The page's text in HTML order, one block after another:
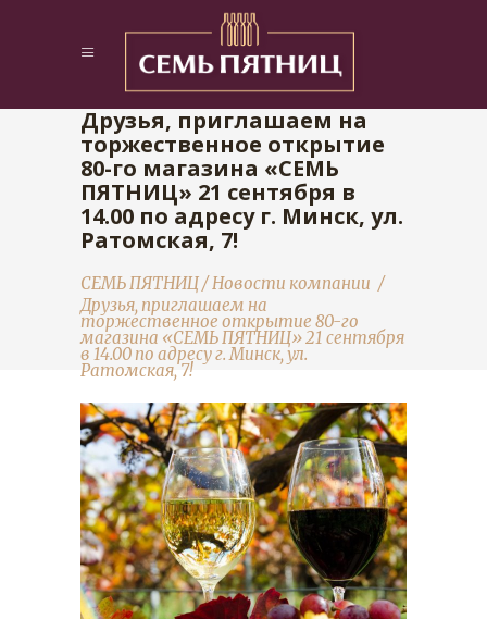
Друзья, приглашаем на
торжественное открытие
80-го магазина «СЕМЬ
ПЯТНИЦ» 21 сентября в
14.00 по адресу г. Минск, ул.
Ратомская, 7!
СЕМЬ ПЯТНИЦ/Новости компании /
Друзья, приглашаем на
торжественное открытие 80-го
магазина «СЕМЬ ПЯТНИЦ» 21 сентября
в 14.00 по адресу г. Минск, ул.
Ратомская, 7!